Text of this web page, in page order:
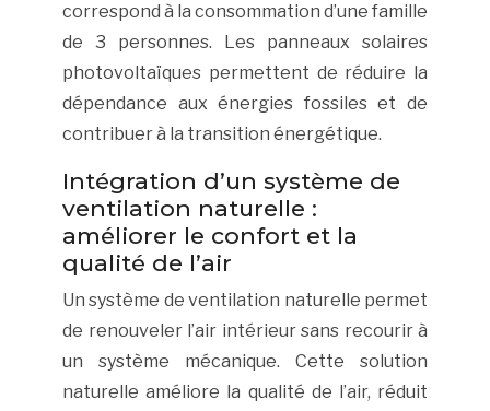
correspond à la consommation d’une famille
de 3 personnes. Les panneaux solaires
photovoltaïques permettent de réduire la
dépendance aux énergies fossiles et de
contribuer à la transition énergétique.
Intégration d’un système de
ventilation naturelle :
améliorer le confort et la
qualité de l’air
Un système de ventilation naturelle permet
de renouveler l’air intérieur sans recourir à
un système mécanique. Cette solution
naturelle améliore la qualité de l’air, réduit